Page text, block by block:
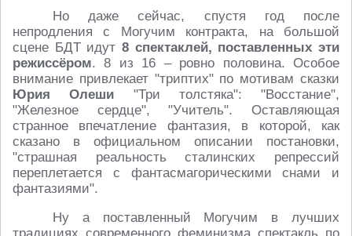
Но даже сейчас, спустя год после
непродления с Могучим контракта, на большой
сцене БДТ идут 8 спектаклей, поставленных эти
режиссёром. 8 из 16 – ровно половина. Особое
внимание привлекает "триптих" по мотивам сказки
Юрия Олеши "Три толстяка": "Восстание",
"Железное сердце", "Учитель". Оставляющая
странное впечатление фантазия, в которой, как
сказано в официальном описании постановки,
"страшная реальность сталинских репрессий
переплетается с фантасмагорическими снами и
фантазиями".
Ну а поставленный Могучим в лучших